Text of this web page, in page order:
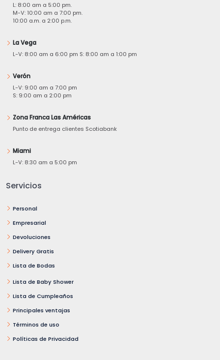
L: 8:00 am a 5:00 pm.
M-V: 10:00 am a 7:00 pm.
10:00 a.m. a 2:00 p.m.
La Vega
L-V: 8:00 am a 6:00 pm S: 8:00 am a 1:00 pm
Verón
L-V: 9:00 am a 7:00 pm
S: 9:00 am a 2:00 pm
Zona Franca Las Américas
Punto de entrega clientes Scotiabank
Miami
L-V: 8:30 am a 5:00 pm
Servicios
Personal
Empresarial
Devoluciones
Delivery Gratis
Lista de Bodas
Lista de Baby Shower
Lista de Cumpleaños
Principales ventajas
Términos de uso
Políticas de Privacidad